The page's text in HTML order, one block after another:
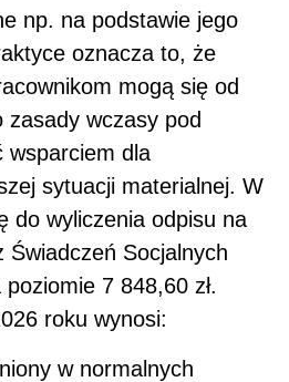
np. na podstawie jego
oznacza to, że
mogą się od
zasady wczasy pod
wsparciem dla
sytuacji materialnej. W
do wyliczenia odpisu na
Świadczeń Socjalnych
7 848,60 zł.
roku wynosi:
w normalnych